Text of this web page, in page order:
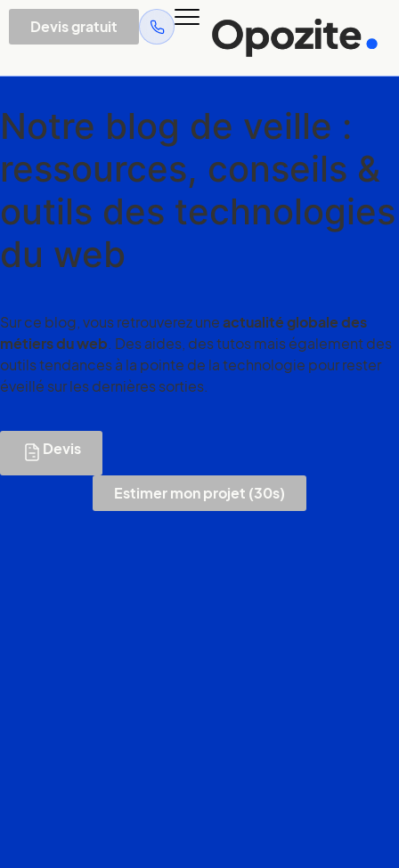
Devis gratuit
Notre blog de veille :
ressources, conseils &
outils des technologies
du web
Sur ce blog, vous retrouverez uneactualité globale des
métiers du web . Des aides, des tutos mais également des
outils tendances à la pointe de la technologie pour rester
éveillé sur les dernières sorties.
Devis
Estimer mon projet (30s)